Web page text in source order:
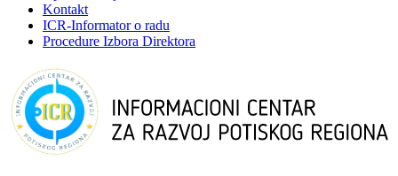
Kontakt
ICR-Informator o radu
Procedure Izbora Direktora